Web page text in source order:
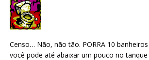
Censo… Não, não tão. PORRA 10
você pode até abaixar um pouco no tanque